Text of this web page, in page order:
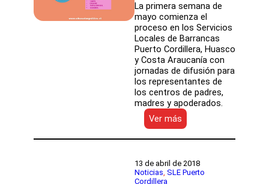
La primera semana de
mayo comienza el
proceso en los Servicios
Locales de Barrancas
Puerto Cordillera, Huasco
y Costa Araucanía con
jornadas de difusión para
los representantes de
los centros de padres,
madres y apoderados.
Ver más
Inicio
proceso
difusión
para
13 de abril de 2018
Noticias, SLE Puerto
Cordillera